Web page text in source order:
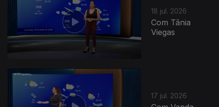
18 jul. 2026
Com Tânia
Viegas
17 jul. 2026